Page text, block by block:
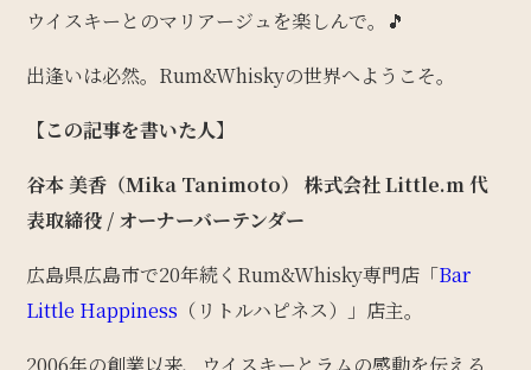
ウイスキーとのマリアージュを楽しんで。🎵
出逢いは必然。Rum&Whiskyの世界へようこそ。
【この記事を書いた人】
谷本 美香（Mika Tanimoto）
株式会社 Little.m 代
表取締役 / オーナーバーテンダー
広島県広島市で20年続くRum&Whisky専門店「Bar
Little Happiness （リトルハピネス）」店主。
2006年の創業以来、ウイスキーとラムの感動を伝える